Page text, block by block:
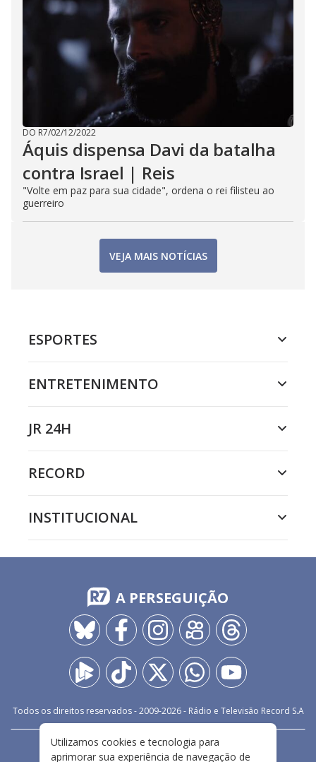
DO R7/02/12/2022
Áquis dispensa Davi da batalha
contra Israel | Reis
"Volte em paz para sua cidade", ordena o rei filisteu ao
guerreiro
VEJA MAIS NOTÍCIAS
ESPORTES
ENTRETENIMENTO
JR 24H
RECORD
INSTITUCIONAL
A PERSEGUIÇÃO
Todos os direitos reservados - 2009-2026- Rádio e Televisão Record S.A
FALE CONOSCO
PRIVACIDADE
Utilizamos cookies e tecnologia para
aprimorar sua experiência de navegação de